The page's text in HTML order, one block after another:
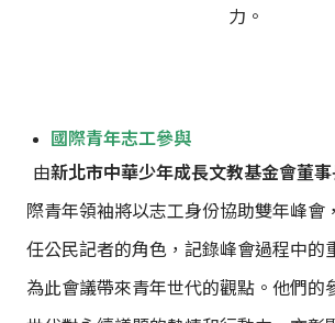
力。
國際青年志工參與
由新北市中華少年成長文教基金會董
際青年領袖將以志工身份協助雙年峰會
任公民記者的角色，記錄峰會過程中的
為此會議帶來青年世代的觀點。他們的